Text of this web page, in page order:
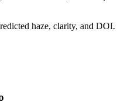
haze, clarity, and DOI.